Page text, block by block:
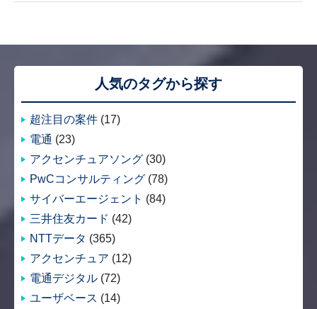
人気のタグから探す
超注目の案件 (17)
電通 (23)
アクセンチュアソング (30)
PwCコンサルティング (78)
サイバーエージェント (84)
三井住友カード (42)
NTTデータ (365)
アクセンチュア (12)
電通デジタル (72)
ユーザベース (14)